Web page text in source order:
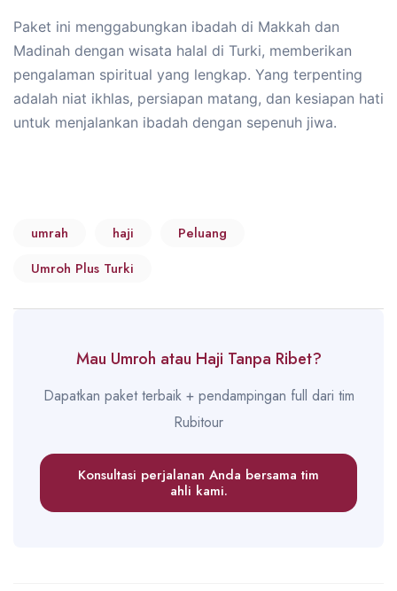
Paket ini menggabungkan ibadah di Makkah dan
Madinah dengan wisata halal di Turki, memberikan
pengalaman spiritual yang lengkap. Yang terpenting
adalah niat ikhlas, persiapan matang, dan kesiapan hati
untuk menjalankan ibadah dengan sepenuh jiwa.
umrah haji
Peluang
Umroh Plus Turki
Mau Umroh atau Haji Tanpa Ribet?
Dapatkan paket terbaik + pendampingan full dari tim
Rubitour
Konsultasi perjalanan Anda bersama tim
ahli kami.